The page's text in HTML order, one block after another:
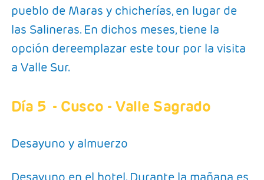
pueblo de Maras y chicherías, en lugar de
las Salineras. En dichos meses, tiene la
opción dereemplazar este tour por la visita
a Valle Sur.
Día 5 - Cusco - Valle Sagrado
Desayuno y almuerzo
Desayuno en el hotel. Durante la mañana es